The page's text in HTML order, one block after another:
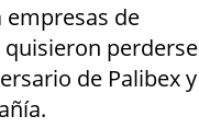
empresas de
perderse
de Palibex y